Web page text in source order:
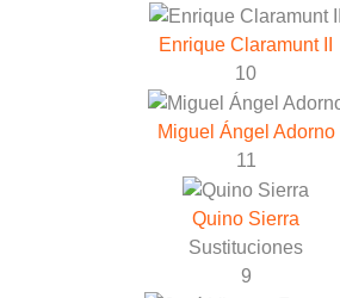
Enrique Claramunt II
10
Miguel Ángel Adorno
11
Quino Sierra
Sustituciones
9